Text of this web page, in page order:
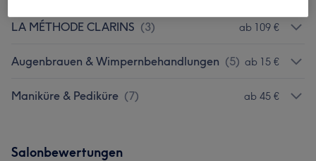
LA MÉTHODE CLARINS (3) ab 109 €
Augenbrauen & Wimpernbehandlungen (5) ab 15 €
Maniküre & Pediküre (7) ab 45 €
Salonbewertungen